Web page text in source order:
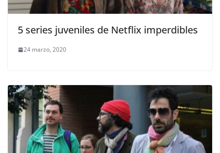
5 series juveniles de Netflix imperdibles
24 marzo, 2020